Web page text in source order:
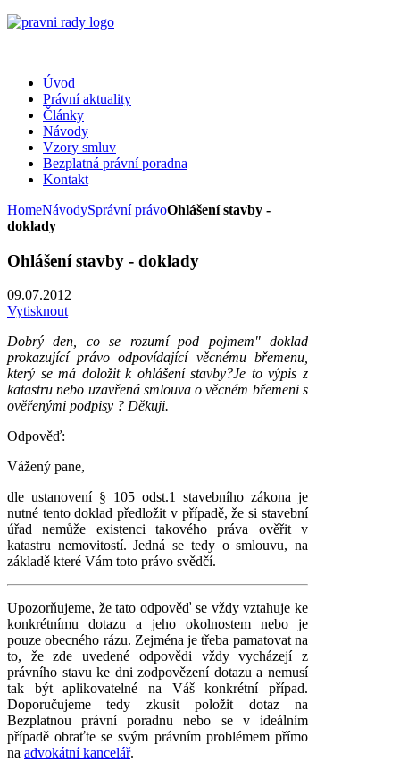
Úvod
Právní aktuality
Články
Návody
Vzory smluv
Bezplatná právní poradna
Kontakt
HomeNávodySprávní právoOhlášení stavby -
doklady
Ohlášení stavby - doklady
09.07.2012
Vytisknout
Dobrý den, co se rozumí pod pojmem" doklad
prokazující právo odpovídající věcnému břemenu,
který se má doložit k ohlášení stavby?Je to výpis z
katastru nebo uzavřená smlouva o věcném břemeni s
ověřenými podpisy ? Děkuji.
Odpověď:
Vážený pane,
dle ustanovení § 105 odst.1 stavebního zákona je
nutné tento doklad předložit v případě, že si stavební
úřad nemůže existenci takového práva ověřit v
katastru nemovitostí. Jedná se tedy o smlouvu, na
základě které Vám toto právo svědčí.
Upozorňujeme, že tato odpověď se vždy vztahuje ke
konkrétnímu dotazu a jeho okolnostem nebo je
pouze obecného rázu. Zejména je třeba pamatovat na
to, že zde uvedené odpovědi vždy vycházejí z
právního stavu ke dni zodpovězení dotazu a nemusí
tak být aplikovatelné na Váš konkrétní případ.
Doporučujeme tedy zkusit položit dotaz na
Bezplatnou právní poradnu nebo se v ideálním
případě obraťte se svým právním problémem přímo
na advokátní kancelář.